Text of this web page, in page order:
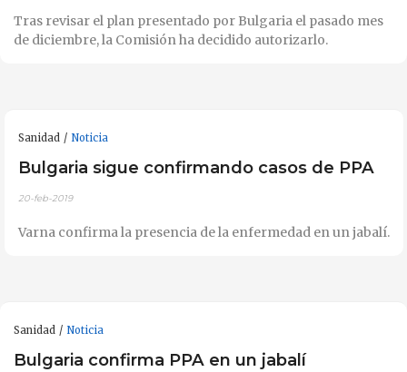
Tras revisar el plan presentado por Bulgaria el pasado mes
de diciembre, la Comisión ha decidido autorizarlo.
Sanidad Noticia
Bulgaria sigue confirmando casos de PPA
20-feb-2019
Varna confirma la presencia de la enfermedad en un jabalí.
Sanidad Noticia
Bulgaria confirma PPA en un jabalí